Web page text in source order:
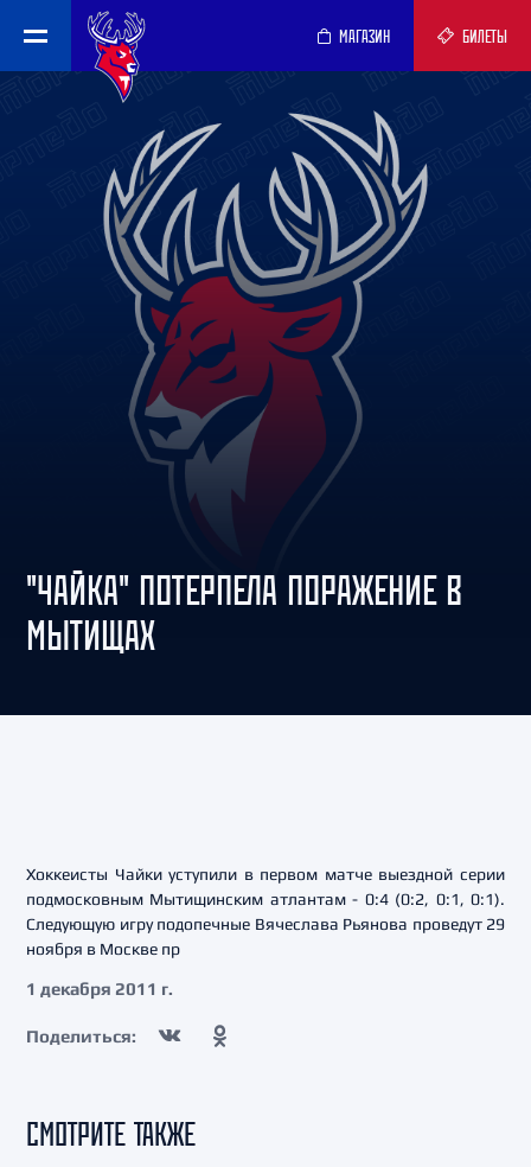
МАГАЗИН БИЛЕТЫ
"ЧАЙКА" ПОТЕРПЕЛА ПОРАЖЕНИЕ В
МЫТИЩАХ
Хоккеисты Чайки уступили в первом матче выездной серии
подмосковным Мытищинским атлантам - 0:4 (0:2, 0:1, 0:1).
Следующую игру подопечные Вячеслава Рьянова проведут 29
ноября в Москве пр
1 декабря 2011 г.
Поделиться:
СМОТРИТЕ ТАКЖЕ